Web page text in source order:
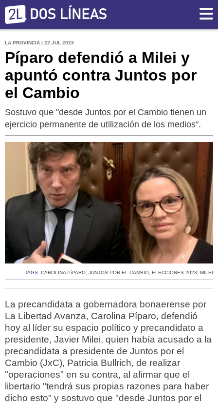
LA PROVINCIA | 22 JUL 2023
Píparo defendió a Milei y
apuntó contra Juntos por
el Cambio
Sostuvo que "desde Juntos por el Cambio tienen un
ejercicio permanente de utilización de los medios".
TAGS: CAROLINA PíPARO, JUNTOS POR EL CAMBIO, ELECCIONES 2023, MILEI
La precandidata a gobernadora bonaerense por
La Libertad Avanza, Carolina Píparo, defendió
hoy al líder su espacio político y precandidato a
presidente, Javier Milei, quien había acusado a la
precandidata a presidente de Juntos por el
Cambio (JxC), Patricia Bullrich, de realizar
"operaciones" en su contra, al afirmar que el
libertario "tendrá sus propias razones para haber
dicho esto" y sostuvo que "desde Juntos por el